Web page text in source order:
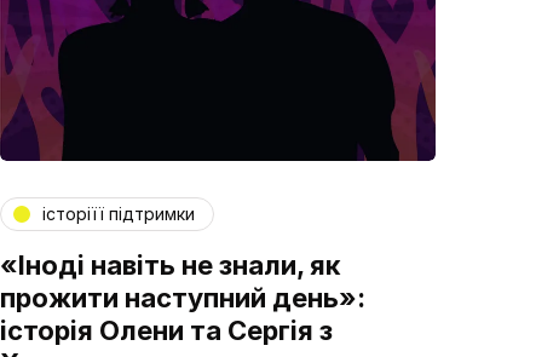
історіїї підтримки
«Іноді навіть не знали, як
прожити наступний день»:
історія Олени та Сергія з